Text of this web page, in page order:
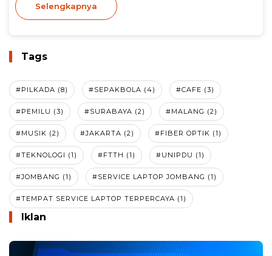
Selengkapnya
Tags
#PILKADA (8) #SEPAKBOLA (4) #CAFE (3)
#PEMILU (3) #SURABAYA (2) #MALANG (2)
#MUSIK (2) #JAKARTA (2) #FIBER OPTIK (1)
#TEKNOLOGI (1) #FTTH (1) #UNIPDU (1)
#JOMBANG (1) #SERVICE LAPTOP JOMBANG (1)
#TEMPAT SERVICE LAPTOP TERPERCAYA (1)
Iklan